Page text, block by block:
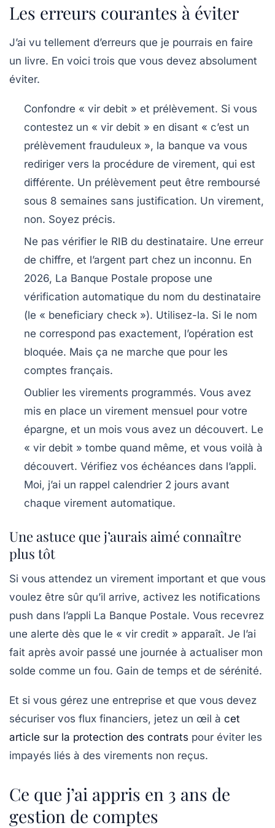
Les erreurs courantes à éviter
J’ai vu tellement d’erreurs que je pourrais en faire
un livre. En voici trois que vous devez absolument
éviter.
Confondre « vir debit » et prélèvement. Si vous
contestez un « vir debit » en disant « c’est un
prélèvement frauduleux », la banque va vous
rediriger vers la procédure de virement, qui est
différente. Un prélèvement peut être remboursé
sous 8 semaines sans justification. Un virement,
non. Soyez précis.
Ne pas vérifier le RIB du destinataire. Une erreur
de chiffre, et l’argent part chez un inconnu. En
2026, La Banque Postale propose une
vérification automatique du nom du destinataire
(le « beneficiary check »). Utilisez-la. Si le nom
ne correspond pas exactement, l’opération est
bloquée. Mais ça ne marche que pour les
comptes français.
Oublier les virements programmés. Vous avez
mis en place un virement mensuel pour votre
épargne, et un mois vous avez un découvert. Le
« vir debit » tombe quand même, et vous voilà à
découvert. Vérifiez vos échéances dans l’appli.
Moi, j’ai un rappel calendrier 2 jours avant
chaque virement automatique.
Une astuce que j’aurais aimé connaître
plus tôt
Si vous attendez un virement important et que vous
voulez être sûr qu’il arrive, activez les notifications
push dans l’appli La Banque Postale. Vous recevrez
une alerte dès que le « vir credit » apparaît. Je l’ai
fait après avoir passé une journée à actualiser mon
solde comme un fou. Gain de temps et de sérénité.
Et si vous gérez une entreprise et que vous devez
sécuriser vos flux financiers, jetez un œil à cet
article sur la protection des contrats pour éviter les
impayés liés à des virements non reçus.
Ce que j’ai appris en 3 ans de
gestion de comptes